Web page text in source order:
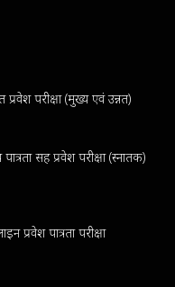
प्रवेश परीक्षा (मुख्य एवं उन्नत)
पात्रता सह प्रवेश परीक्षा (स्नातक)
प्रवेश पात्रता परीक्षा